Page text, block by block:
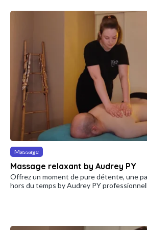
Massage
Massage relaxant by Audrey PY
Offrez un moment de pure détente, une
hors du temps by Audrey PY